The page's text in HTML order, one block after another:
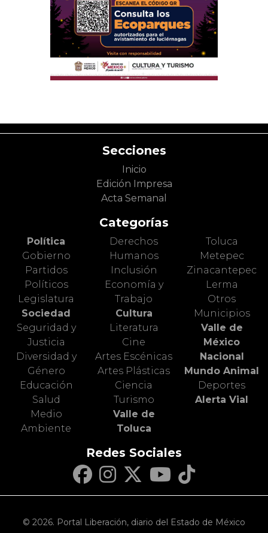
Secciones
Inicio
Edición Impresa
Acta Semanal
Categorías
Política
Gobierno
Partidos
Políticos
Legislatura
Sociedad
Seguridad y
Justicia
Diversidad y
Género
Educación
Salud
Medio
Ambiente
Derechos
Humanos
Inclusión
Economía y
Trabajo
Cultura
Literatura
Cine
Artes Escénicas
Artes Plásticas
Ciencia
Turismo
Valle de
Toluca
Toluca
Metepec
Zinacantepec
Lerma
Otros
Municipios
Valle de
México
Nacional
Mundo Animal
Deportes
Alerta Vial
Redes Sociales
© 2026. Portal Liberación, diario del Estado de México